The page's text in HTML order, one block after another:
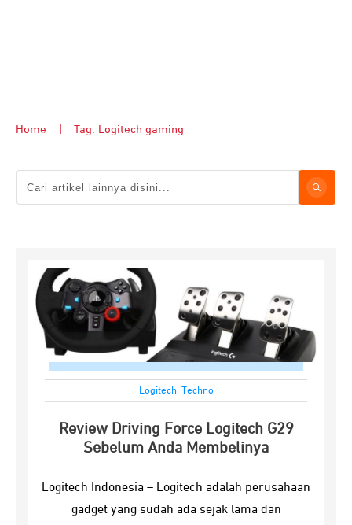
Home Tag: Logitech gaming
Logitech, Techno
Review Driving Force Logitech G29
Sebelum Anda Membelinya
Logitech Indonesia – Logitech adalah perusahaan
gadget yang sudah ada sejak lama dan